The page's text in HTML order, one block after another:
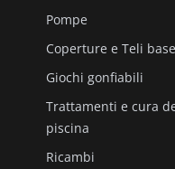
Pompe
Coperture e Teli base
Giochi gonfiabili
Trattamenti e cura
piscina
Ricambi